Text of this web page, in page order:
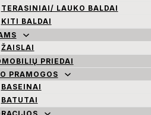
TERASINIAI/ LAUKO BALDAI
KITI BALDAI
ŽAISLAI
PRIEDAI
PRAMOGOS
BASEINAI
BATUTAI